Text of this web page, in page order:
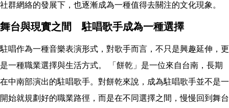
社群網絡的發展下，也逐漸成為一種值得去關注的文化現象。
舞台與現實之間 駐唱歌手成為一種選擇
駐唱作為一種音樂表演形式，對歌手而言，不只是興趣延伸，更
是一種職業選擇與生活方式。 「餅乾」是一位來自台南，長期
在中南部演出的駐唱歌手。對餅乾來說，成為駐唱歌手並不是一
開始就規劃好的職業路徑，而是在不同選擇之間，慢慢回到舞台